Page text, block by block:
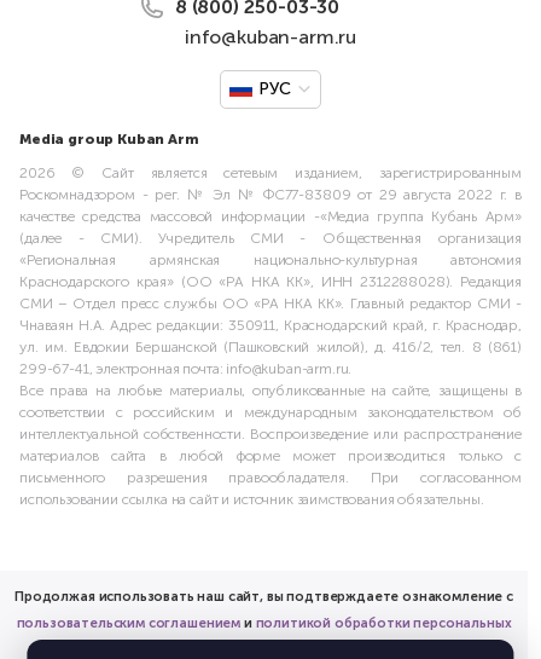
8 (800) 250-03-30
info@kuban-arm.ru
РУС
Media group Kuban Arm
2026 © Сайт является сетевым изданием, зарегистрированным
Роскомнадзором - рег. № Эл № ФС77-83809 от 29 августа 2022 г. в
качестве средства массовой информации -«Медиа группа Кубань Арм»
(далее - СМИ). Учредитель СМИ - Общественная организация
«Региональная армянская национально-культурная автономия
Краснодарского края» (ОО «РА НКА КК», ИНН 2312288028). Редакция
СМИ – Отдел пресс службы ОО «РА НКА КК». Главный редактор СМИ -
Чнаваян Н.А. Адрес редакции: 350911, Краснодарский край, г. Краснодар,
ул. им. Евдокии Бершанской (Пашковский жилой), д. 416/2, тел. 8 (861)
299-67-41, электронная почта: info@kuban-arm.ru.
Все права на любые материалы, опубликованные на сайте, защищены в
соответствии с российским и международным законодательством об
интеллектуальной собственности. Воспроизведение или распространение
материалов сайта в любой форме может производиться только с
письменного разрешения правообладателя. При согласованном
использовании ссылка на сайт и источник заимствования обязательны.
Продолжая использовать наш сайт, вы подтверждаете ознакомление с
пользовательским соглашением и политикой обработки персональных